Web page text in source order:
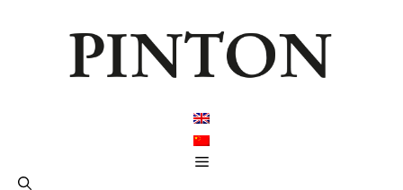
Menu